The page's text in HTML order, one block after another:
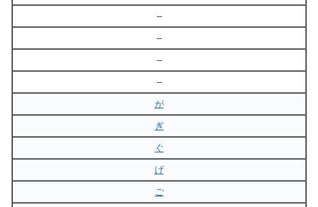
–
–
–
–
が
ぎ
ぐ
げ
ご